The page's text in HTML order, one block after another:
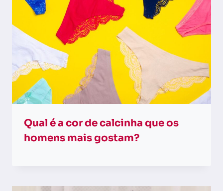
Qual é a cor de calcinha que os
homens mais gostam?